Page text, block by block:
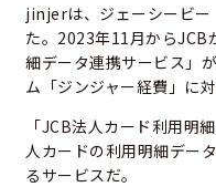
jinjerは、ジェーシービー
た。2023年11月からJCB
細データ連携サービス」
ム「ジンジャー経費」に対
「JCB法人カード利用明
人カードの利用明細デー
るサービスだ。